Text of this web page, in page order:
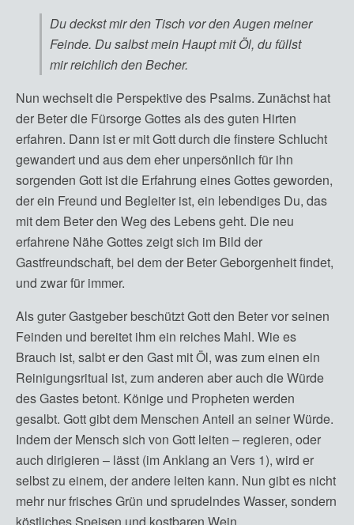
Du deckst mir den Tisch vor den Augen meiner
Feinde. Du salbst mein Haupt mit Öl, du füllst
mir reichlich den Becher.
Nun wechselt die Perspektive des Psalms. Zunächst hat
der Beter die Fürsorge Gottes als des guten Hirten
erfahren. Dann ist er mit Gott durch die finstere Schlucht
gewandert und aus dem eher unpersönlich für ihn
sorgenden Gott ist die Erfahrung eines Gottes geworden,
der ein Freund und Begleiter ist, ein lebendiges Du, das
mit dem Beter den Weg des Lebens geht. Die neu
erfahrene Nähe Gottes zeigt sich im Bild der
Gastfreundschaft, bei dem der Beter Geborgenheit findet,
und zwar für immer.
Als guter Gastgeber beschützt Gott den Beter vor seinen
Feinden und bereitet ihm ein reiches Mahl. Wie es
Brauch ist, salbt er den Gast mit Öl, was zum einen ein
Reinigungsritual ist, zum anderen aber auch die Würde
des Gastes betont. Könige und Propheten werden
gesalbt. Gott gibt dem Menschen Anteil an seiner Würde.
Indem der Mensch sich von Gott leiten – regieren, oder
auch dirigieren – lässt (im Anklang an Vers 1), wird er
selbst zu einem, der andere leiten kann. Nun gibt es nicht
mehr nur frisches Grün und sprudelndes Wasser, sondern